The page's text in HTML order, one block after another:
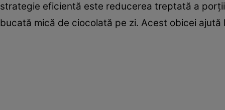
strategie eficientă este reducerea treptată a
bucată mică de ciocolată pe zi. Acest obicei